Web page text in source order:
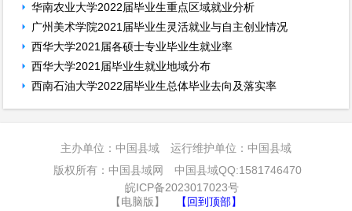
华南农业大学2022届毕业生重点区域就业分析
广州美术学院2021届毕业生灵活就业与自主创业情况
西华大学2021届各硕士专业毕业生就业率
西华大学2021届毕业生就业地域分布
西南石油大学2022届毕业生总体毕业去向及落实率
主办单位：中国县域 运行维护单位：中国县域
版权所有：中国县域网 中国县域QQ:1581746470
皖ICP备2023017023号
【电脑版】
【回到顶部】